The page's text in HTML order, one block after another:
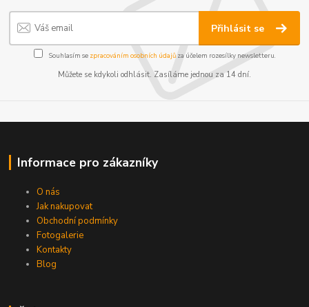
Přihlásit se
Souhlasím se zpracováním osobních údajůza účelem rozesílky newsletteru.
Můžete se kdykoli odhlásit. Zasíláme jednou za 14 dní.
Informace pro zákazníky
O nás
Jak nakupovat
Obchodní podmínky
Fotogalerie
Kontakty
Blog